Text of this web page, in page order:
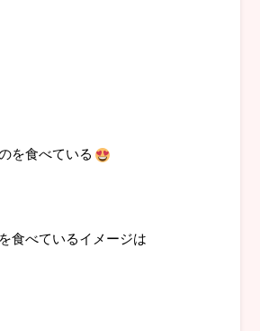
を食べている
食べているイメージは